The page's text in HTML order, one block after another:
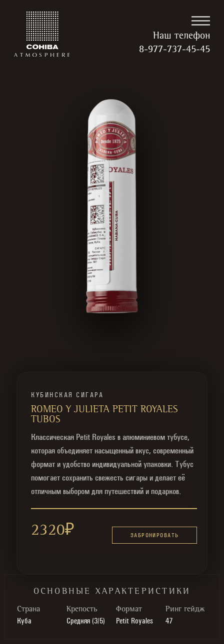
Наш телефон
8-977-737-45-45
КУБИНСКАЯ СИГАРА
ROMEO Y JULIETA PETIT ROYALES
TUBOS
Классическая Petit Royales в алюминиевом тубусе,
которая объединяет насыщенный вкус, современный
формат и удобство индивидуальной упаковки. Тубус
помогает сохранить свежесть сигары и делает её
отличным выбором для путешествий и подарков.
2320₽ ЗАБРОНИРОВАТЬ
ОСНОВНЫЕ ХАРАКТЕРИСТИКИ
Cтрана
Куба
Крепость
Средняя (3/5)
Формат
Petit Royales
Ринг гейдж
47